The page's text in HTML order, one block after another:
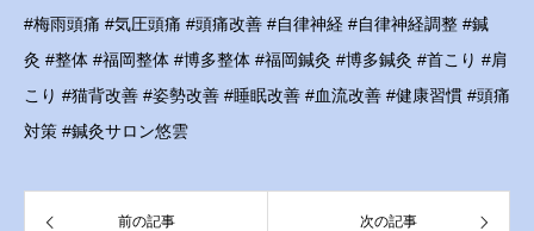
#梅雨頭痛 #気圧頭痛 #頭痛改善 #自律神経 #自律神経調整 #鍼
灸 #整体 #福岡整体 #博多整体 #福岡鍼灸 #博多鍼灸 #首こり #肩
こり #猫背改善 #姿勢改善 #睡眠改善 #血流改善 #健康習慣 #頭痛
対策 #鍼灸サロン悠雲
前の記事 次の記事